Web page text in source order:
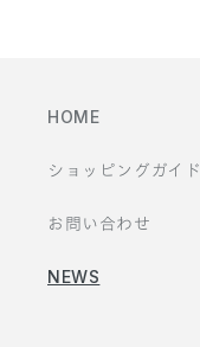
HOME
ショッピングガイド
お問い合わせ
NEWS